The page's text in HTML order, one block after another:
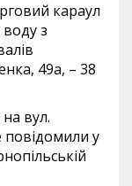
караул
з
49а, – 38
вул.
у